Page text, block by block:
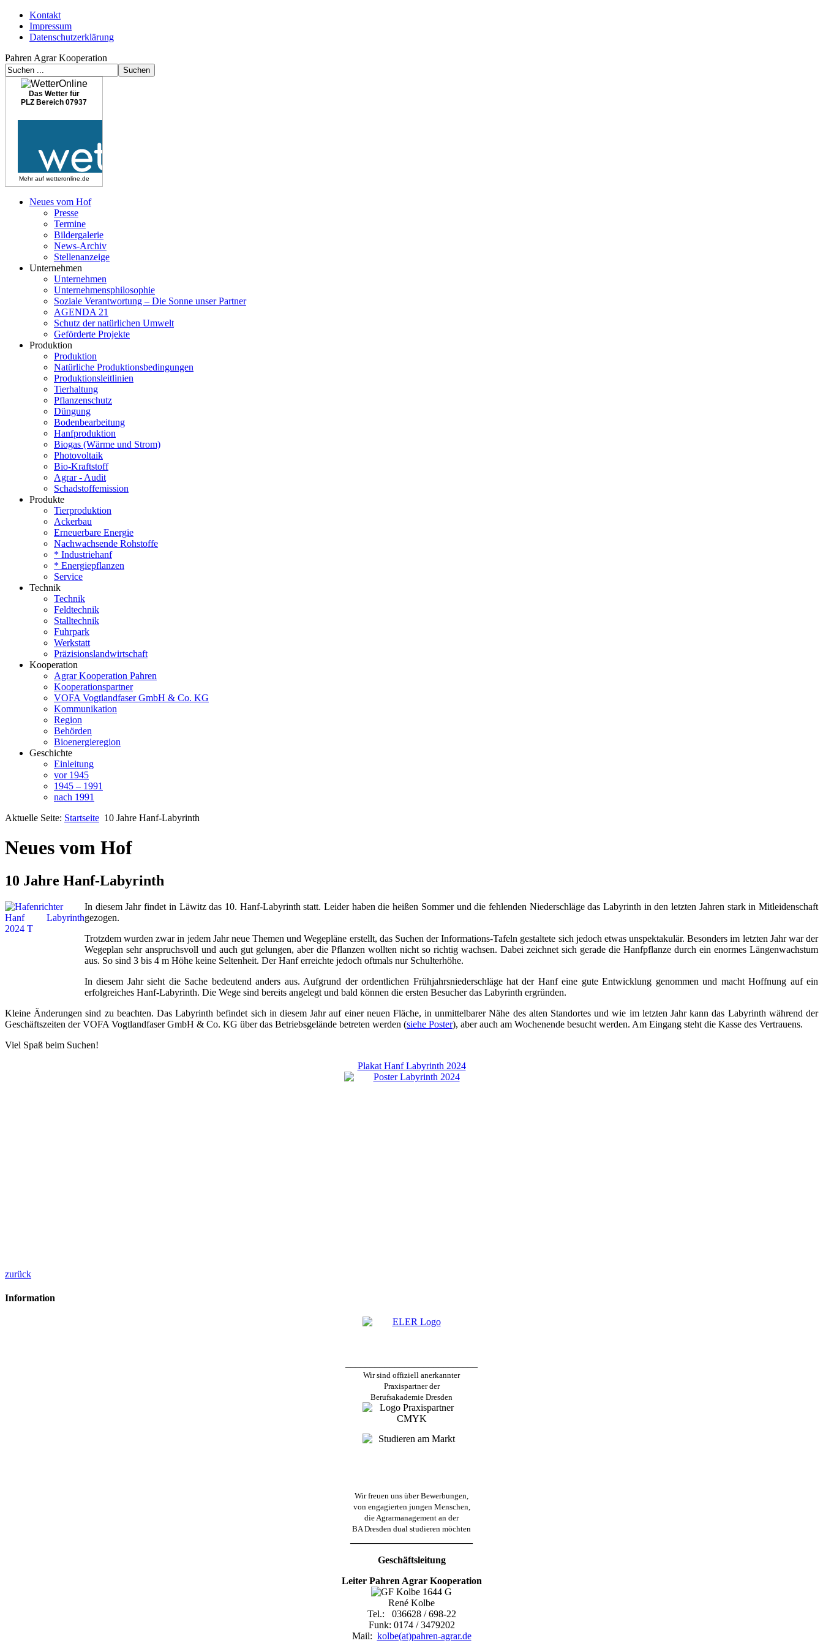
Kontakt
Impressum
Datenschutzerklärung
Pahren Agrar Kooperation
Das Wetter für
PLZ Bereich 07937
Mehr auf wetteronline.de
Neues vom Hof
Presse
Termine
Bildergalerie
News-Archiv
Stellenanzeige
Unternehmen
Unternehmen
Unternehmensphilosophie
Soziale Verantwortung – Die Sonne unser Partner
AGENDA 21
Schutz der natürlichen Umwelt
Geförderte Projekte
Produktion
Produktion
Natürliche Produktionsbedingungen
Produktionsleitlinien
Tierhaltung
Pflanzenschutz
Düngung
Bodenbearbeitung
Hanfproduktion
Biogas (Wärme und Strom)
Photovoltaik
Bio-Kraftstoff
Agrar - Audit
Schadstoffemission
Produkte
Tierproduktion
Ackerbau
Erneuerbare Energie
Nachwachsende Rohstoffe
* Industriehanf
* Energiepflanzen
Service
Technik
Technik
Feldtechnik
Stalltechnik
Fuhrpark
Werkstatt
Präzisionslandwirtschaft
Kooperation
Agrar Kooperation Pahren
Kooperationspartner
VOFA Vogtlandfaser GmbH & Co. KG
Kommunikation
Region
Behörden
Bioenergieregion
Geschichte
Einleitung
vor 1945
1945 – 1991
nach 1991
Aktuelle Seite: Startseite 10 Jahre Hanf-Labyrinth
Neues vom Hof
10 Jahre Hanf-Labyrinth
In diesem Jahr findet in Läwitz das 10. Hanf-Labyrinth statt. Leider haben die heißen Sommer und die fehlenden Niederschläge das Labyrinth in den letzten Jahren stark in Mitleidenschaft
gezogen.
Trotzdem wurden zwar in jedem Jahr neue Themen und Wegepläne erstellt, das Suchen der Informations-Tafeln gestaltete sich jedoch etwas unspektakulär. Besonders im letzten Jahr war der
Wegeplan sehr anspruchsvoll und auch gut gelungen, aber die Pflanzen wollten nicht so richtig wachsen. Dabei zeichnet sich gerade die Hanfpflanze durch ein enormes Längenwachstum
aus. So sind 3 bis 4 m Höhe keine Seltenheit. Der Hanf erreichte jedoch oftmals nur Schulterhöhe.
In diesem Jahr sieht die Sache bedeutend anders aus. Aufgrund der ordentlichen Frühjahrsniederschläge hat der Hanf eine gute Entwicklung genommen und macht Hoffnung auf ein
erfolgreiches Hanf-Labyrinth. Die Wege sind bereits angelegt und bald können die ersten Besucher das Labyrinth ergründen.
Kleine Änderungen sind zu beachten. Das Labyrinth befindet sich in diesem Jahr auf einer neuen Fläche, in unmittelbarer Nähe des alten Standortes und wie im letzten Jahr kann das Labyrinth während der
Geschäftszeiten der VOFA Vogtlandfaser GmbH & Co. KG über das Betriebsgelände betreten werden (siehe Poster), aber auch am Wochenende besucht werden. Am Eingang steht die Kasse des Vertrauens.
Viel Spaß beim Suchen!
Plakat Hanf Labyrinth 2024
zurück
Information
Wir sind offiziell anerkannter
Praxispartner der
Berufsakademie Dresden
Wir freuen uns über Bewerbungen,
von engagierten jungen Menschen,
die Agrarmanagement an der
BA Dresden dual studieren möchten
Geschäftsleitung
Leiter Pahren Agrar Kooperation
René Kolbe
Tel.: 036628 / 698-22
Funk: 0174 / 3479202
Mail: kolbe(at)pahren-agrar.de